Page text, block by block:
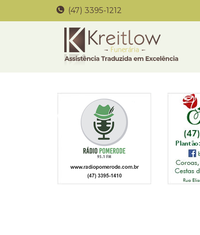
(47) 3395-1212